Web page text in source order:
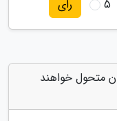
5 رای
متحول خواهند